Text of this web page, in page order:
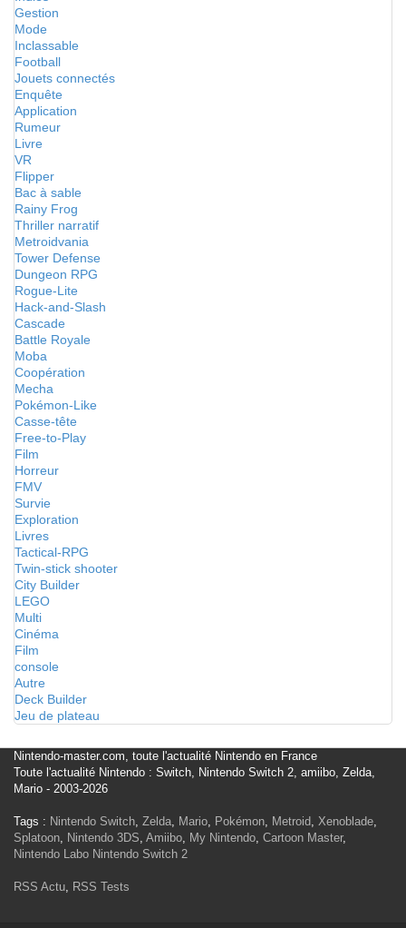
Gestion
Mode
Inclassable
Football
Jouets connectés
Enquête
Application
Rumeur
Livre
VR
Flipper
Bac à sable
Rainy Frog
Thriller narratif
Metroidvania
Tower Defense
Dungeon RPG
Rogue-Lite
Hack-and-Slash
Cascade
Battle Royale
Moba
Coopération
Mecha
Pokémon-Like
Casse-tête
Free-to-Play
Film
Horreur
FMV
Survie
Exploration
Livres
Tactical-RPG
Twin-stick shooter
City Builder
LEGO
Multi
Cinéma
Film
console
Autre
Deck Builder
Jeu de plateau
Nintendo-master.com, toute l'actualité Nintendo en France
Toute l'actualité Nintendo : Switch, Nintendo Switch 2, amiibo, Zelda,
Mario - 2003-2026
Tags : Nintendo Switch, Zelda, Mario, Pokémon, Metroid, Xenoblade,
Splatoon, Nintendo 3DS, Amiibo, My Nintendo, Cartoon Master,
Nintendo Labo Nintendo Switch 2
RSS Actu, RSS Tests